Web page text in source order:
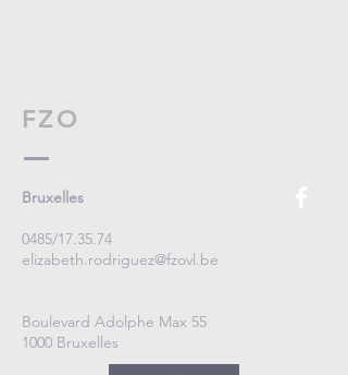
FZO
Bruxelles
0485/17.35.74
elizabeth.rodriguez@fzovl.be
Boulevard Adolphe Max 55
1000 Bruxelles